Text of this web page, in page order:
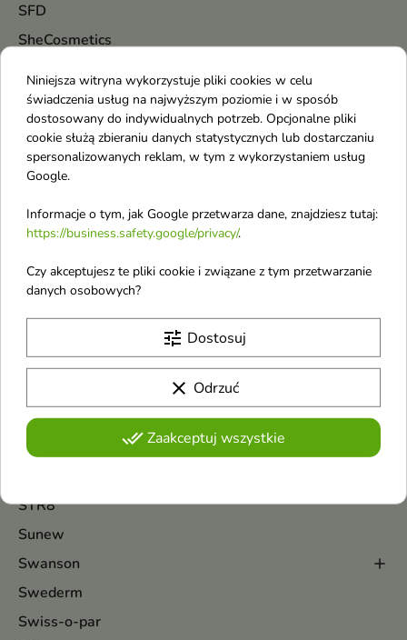
SFD
SheCosmetics
Silcare
Silcatil
Sister Young
SKIN1004
SkinFood
SkinTra
Skrzypovita
So!Flow
Some By Mi
Stars from The Stars
Stars from The Stars Makijaż
STR8
Sunew
Swanson
Swederm
Swiss-o-par
Niniejsza witryna wykorzystuje pliki cookies w celu
świadczenia usług na najwyższym poziomie i w sposób
dostosowany do indywidualnych potrzeb. Opcjonalne pliki
cookie służą zbieraniu danych statystycznych lub dostarczaniu
spersonalizowanych reklam, w tym z wykorzystaniem usług
Google.
Informacje o tym, jak Google przetwarza dane, znajdziesz tutaj:
https://business.safety.google/privacy/.
Czy akceptujesz te pliki cookie i związane z tym przetwarzanie
danych osobowych?
tune Dostosuj
clear Odrzuć
done_allZaakceptuj wszystkie